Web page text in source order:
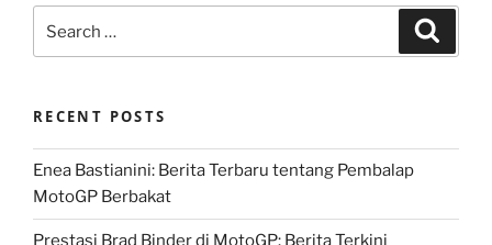
for:
RECENT POSTS
Enea Bastianini: Berita Terbaru tentang Pembalap
MotoGP Berbakat
Prestasi Brad Binder di MotoGP: Berita Terkini